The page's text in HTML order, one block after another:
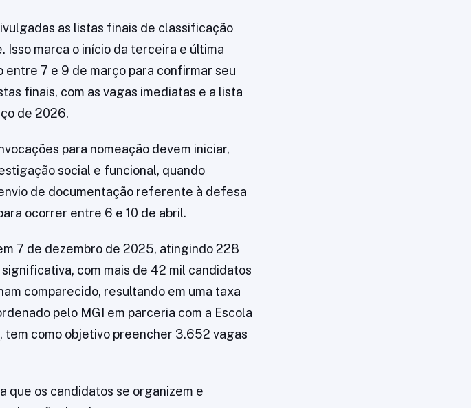
as listas finais de classificação
marca o início da terceira e última
entre 7 e 9 de março para confirmar seu
finais, com as vagas imediatas e a lista
de 2026.
para nomeação devem iniciar,
social e funcional, quando
de documentação referente à defesa
ocorrer entre 6 e 10 de abril.
7 de dezembro de 2025, atingindo 228
com mais de 42 mil candidatos
comparecido, resultando em uma taxa
pelo MGI em parceria com a Escola
tem como objetivo preencher 3.652 vagas
que os candidatos se organizem e